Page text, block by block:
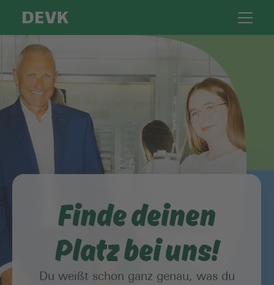
Finde deinen
Platz bei uns!
Du weißt schon ganz genau, was du